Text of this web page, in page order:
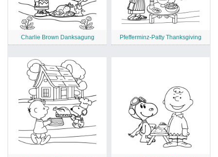
Charlie Brown Danksagung Pfefferminz-Patty Thanksgiving